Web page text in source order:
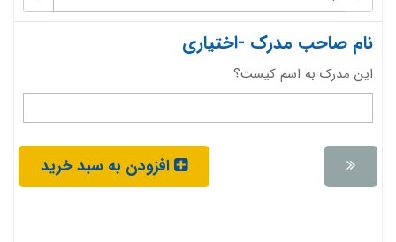
نام صاحب مدرک -اختیاری
این مدرک به اسم کیست؟
افزودن به سبد خرید